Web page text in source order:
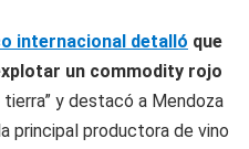
internacional detalló que
un commodity rojo
y destacó a Mendoza
principal productora de vino